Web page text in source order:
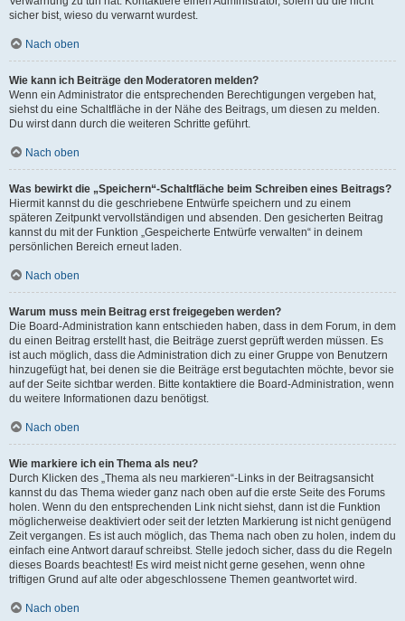
sicher bist, wieso du verwarnt wurdest.
Nach oben
Wie kann ich Beiträge den Moderatoren melden?
Wenn ein Administrator die entsprechenden Berechtigungen vergeben hat,
siehst du eine Schaltfläche in der Nähe des Beitrags, um diesen zu melden.
Du wirst dann durch die weiteren Schritte geführt.
Nach oben
Was bewirkt die „Speichern“-Schaltfläche beim Schreiben eines Beitrags?
Hiermit kannst du die geschriebene Entwürfe speichern und zu einem
späteren Zeitpunkt vervollständigen und absenden. Den gesicherten Beitrag
kannst du mit der Funktion „Gespeicherte Entwürfe verwalten“ in deinem
persönlichen Bereich erneut laden.
Nach oben
Warum muss mein Beitrag erst freigegeben werden?
Die Board-Administration kann entschieden haben, dass in dem Forum, in dem
du einen Beitrag erstellt hast, die Beiträge zuerst geprüft werden müssen. Es
ist auch möglich, dass die Administration dich zu einer Gruppe von Benutzern
hinzugefügt hat, bei denen sie die Beiträge erst begutachten möchte, bevor sie
auf der Seite sichtbar werden. Bitte kontaktiere die Board-Administration, wenn
du weitere Informationen dazu benötigst.
Nach oben
Wie markiere ich ein Thema als neu?
Durch Klicken des „Thema als neu markieren“-Links in der Beitragsansicht
kannst du das Thema wieder ganz nach oben auf die erste Seite des Forums
holen. Wenn du den entsprechenden Link nicht siehst, dann ist die Funktion
möglicherweise deaktiviert oder seit der letzten Markierung ist nicht genügend
Zeit vergangen. Es ist auch möglich, das Thema nach oben zu holen, indem du
einfach eine Antwort darauf schreibst. Stelle jedoch sicher, dass du die Regeln
dieses Boards beachtest! Es wird meist nicht gerne gesehen, wenn ohne
triftigen Grund auf alte oder abgeschlossene Themen geantwortet wird.
Nach oben